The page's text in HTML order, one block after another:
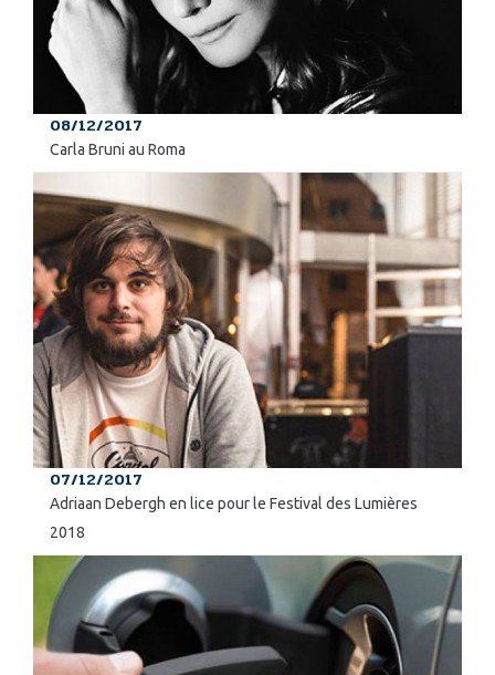
08/12/2017
Carla Bruni au Roma
07/12/2017
Adriaan Debergh en lice pour le Festival des Lumières
2018